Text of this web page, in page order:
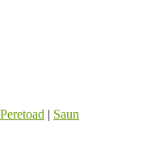
Peretoad | Saun